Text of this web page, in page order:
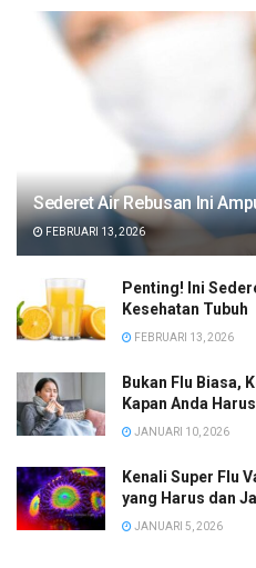
Sederet Air Rebusan Ini
FEBRUARI 13, 2026
Penting! Ini
Kesehatan Tubuh
FEBRUARI 13, 2026
Bukan Flu Biasa,
Kapan Anda
JANUARI 10, 2026
Kenali Super Flu
yang Harus dan
JANUARI 5, 2026